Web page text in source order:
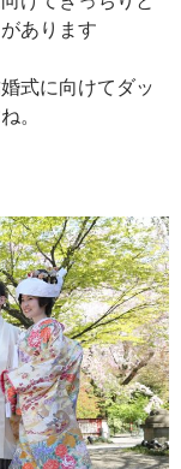
あります
式に向けてダッ
。